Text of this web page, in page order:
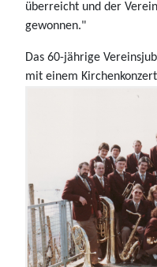
überreicht und der
gewonnen."
Das 60-jährige
mit einem